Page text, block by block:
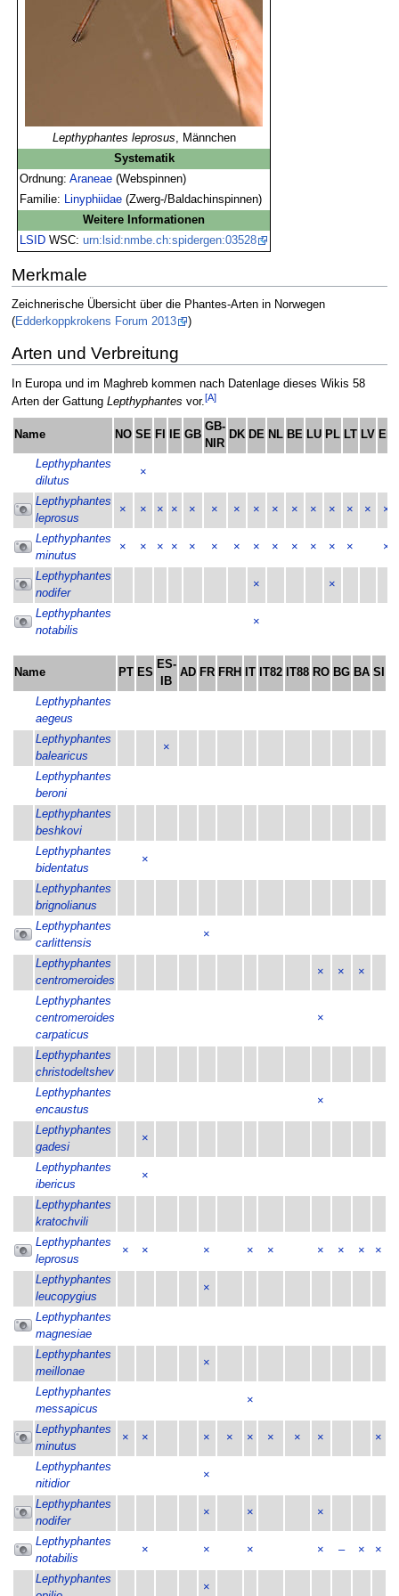
Lepthyphantes leprosus , Männchen
Systematik
Ordnung:Araneae (Webspinnen)
Familie:
Linyphiidae (Zwerg-/Baldachinspinnen)
Weitere Informationen
LSID WSC:urn:lsid:nmbe.ch:spidergen:03528
Merkmale
Zeichnerische Übersicht über die Phantes-Arten in Norwegen
(Edderkoppkrokens Forum 2013 )
Arten und Verbreitung
In Europa und im Maghreb kommen nach Datenlage dieses Wikis 58
Arten der Gattung Lepthyphantes vor.[A]
Name NO SE FI IE GB
GB-
NIR
DK DE NL BE LU PL LT LV EE
Lepthyphantes
dilutus
×
Lepthyphantes
leprosus
× × × × × × × × × × × × × × ×
Lepthyphantes
minutus
× × × × × × × × × × × × × ×
Lepthyphantes
nodifer
× ×
Lepthyphantes
notabilis
×
Name PT ES
ES-
IB
AD FR FRH IT IT82 IT88 RO BG BA SI
Lepthyphantes
aegeus
Lepthyphantes
balearicus
×
Lepthyphantes
beroni
Lepthyphantes
beshkovi
Lepthyphantes
bidentatus
×
Lepthyphantes
brignolianus
Lepthyphantes
carlittensis
×
Lepthyphantes
centromeroides
× × ×
Lepthyphantes
centromeroides
carpaticus
×
Lepthyphantes
christodeltshev
Lepthyphantes
encaustus
×
Lepthyphantes
gadesi
×
Lepthyphantes
ibericus
×
Lepthyphantes
kratochvili
Lepthyphantes
leprosus
× × × × × × × × ×
Lepthyphantes
leucopygius
×
Lepthyphantes
magnesiae
Lepthyphantes
meillonae
×
Lepthyphantes
messapicus
×
Lepthyphantes
minutus
× × × × × × × × ×
Lepthyphantes
nitidior
×
Lepthyphantes
nodifer
× × ×
Lepthyphantes
notabilis
× × × × – × ×
Lepthyphantes
×